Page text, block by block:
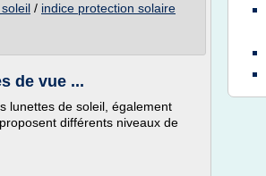
/ indice protection solaire
de vue ...
lunettes de soleil, également
différents niveaux de